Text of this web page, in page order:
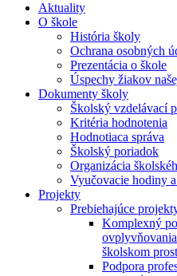
Aktuality
O škole
História školy
Ochrana osobných
Prezentácia o škole
Úspechy žiakov
Dokumenty školy
Školský vzdelávací
Kritéria hodnotenia
Hodnotiaca správa
Školský poriadok
Organizácia
Vyučovacie hodiny
Projekty
Prebiehajúce
Komplexný
školskom
Podpora